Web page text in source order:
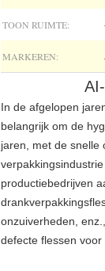
TOON RUIMTE:
MARKEREN:
In de afgelopen
belangrijk om de
jaren, met de snelle
productiebedrijven
onzuiverheden,
defecte flessen